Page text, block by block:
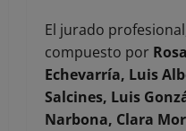
El jurado
compuesto por Rosa
Echevarría, Luis
Salcines, Luis
Narbona, Clara